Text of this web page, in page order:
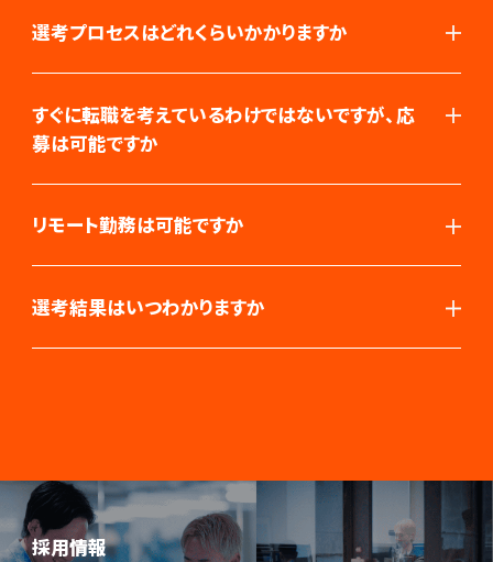
選考プロセスはどれくらいかかりますか
すぐに転職を考えているわけではないですが、応
募は可能ですか
リモート勤務は可能ですか
選考結果はいつわかりますか
採用情報